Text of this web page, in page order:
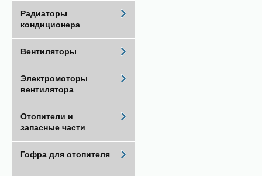
Радиаторы
кондиционера
Вентиляторы
Электромоторы
вентилятора
Отопители и
запасные части
Гофра для отопителя